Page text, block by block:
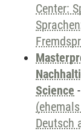
Center:
Science -
Deutsch